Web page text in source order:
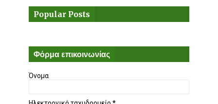
Popular Posts
Φόρμα επικοινωνίας
Όνομα